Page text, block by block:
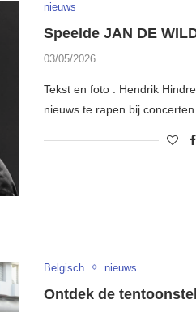
nieuws
Speelde JAN DE
03/05/2026
Tekst en foto : Hendrik
nieuws te rapen bij
Belgisch nieuws
Ontdek de